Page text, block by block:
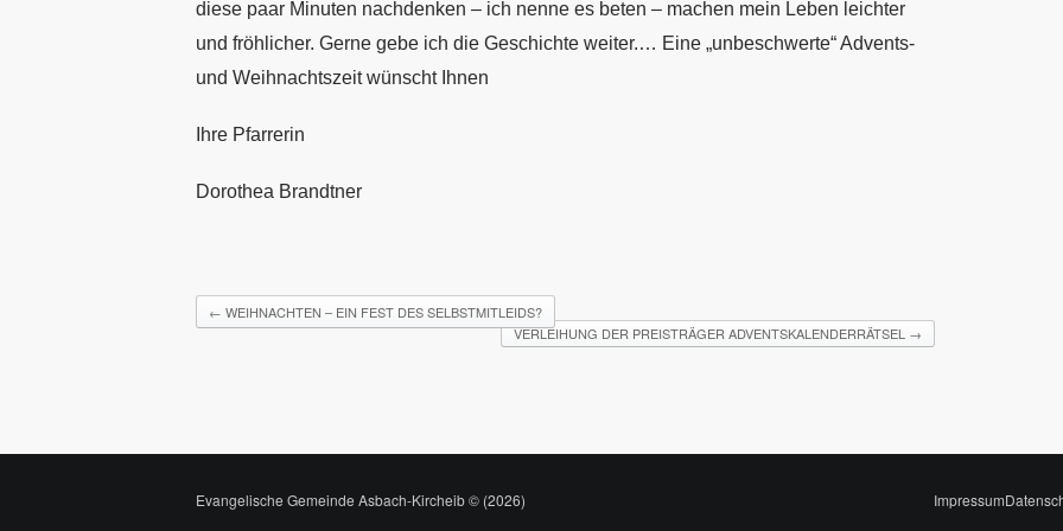
diese paar Minuten nachdenken – ich nenne es beten – machen mein Leben leichter
und fröhlicher. Gerne gebe ich die Geschichte weiter.… Eine „unbeschwerte“ Advents-
und Weihnachtszeit wünscht Ihnen
Ihre Pfarrerin
Dorothea Brandtner
← WEIHNACHTEN – EIN FEST DES SELBSTMITLEIDS?
VERLEIHUNG DER PREISTRÄGER ADVENTSKALENDERRÄTSEL →
Evangelische Gemeinde Asbach-Kircheib © (2026) Impressum